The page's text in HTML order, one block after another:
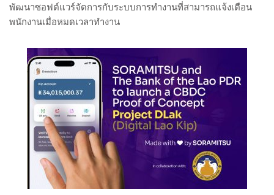
พัฒนาซอฟต์แวร์จัดการกับระบบการทำงานที่สามารถแจ้งเตือน
พนักงานเมื่อหมดเวลาทำงาน